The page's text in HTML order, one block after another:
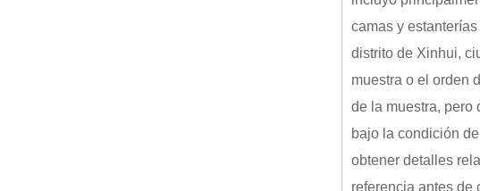
camas y
distrito de Xinhui,
muestra o el orden
de la muestra, pero
bajo la condición
obtener detalles
referencia antes de